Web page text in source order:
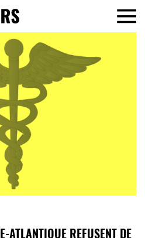
ATLANTIQUE REFUSENT DE